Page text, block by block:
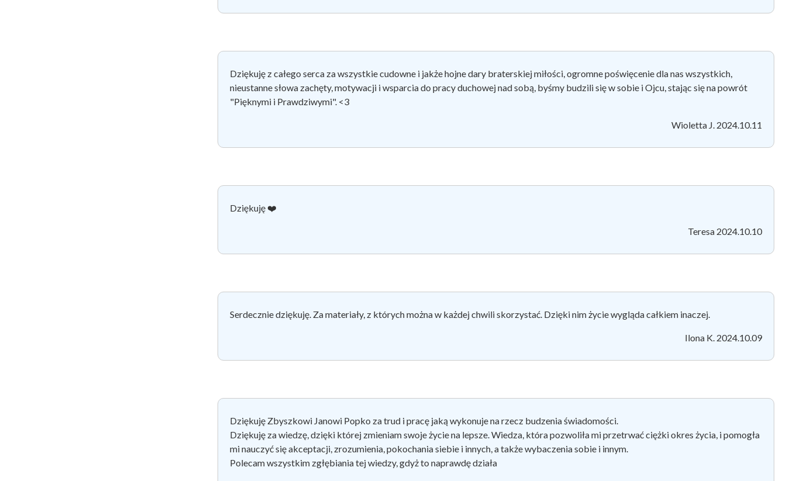
Dziękuję z całego serca za wszystkie cudowne i jakże hojne dary braterskiej miłości, ogromne poświęcenie dla nas wszystkich,
nieustanne słowa zachęty, motywacji i wsparcia do pracy duchowej nad sobą, byśmy budzili się w sobie i Ojcu, stając się na powrót
"Pięknymi i Prawdziwymi". <3
Wioletta J. 2024.10.11
Dziękuję ❤️
Teresa 2024.10.10
Serdecznie dziękuję. Za materiały, z których można w każdej chwili skorzystać. Dzięki nim życie wygląda całkiem inaczej.
Ilona K. 2024.10.09
Dziękuję Zbyszkowi Janowi Popko za trud i pracę jaką wykonuje na rzecz budzenia świadomości.
Dziękuję za wiedzę, dzięki której zmieniam swoje życie na lepsze. Wiedza, która pozwoliła mi przetrwać ciężki okres życia, i pomogła
mi nauczyć się akceptacji, zrozumienia, pokochania siebie i innych, a także wybaczenia sobie i innym.
Polecam wszystkim zgłębiania tej wiedzy, gdyż to naprawdę działa